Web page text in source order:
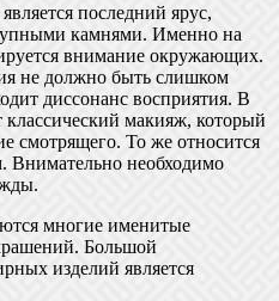
последний ярус,
камнями. Именно на
внимание окружающих.
не должно быть слишком
диссонанс восприятия. В
классический макияж, который
смотрящего. То же относится
Внимательно необходимо
многие именитые
Большой
изделий является